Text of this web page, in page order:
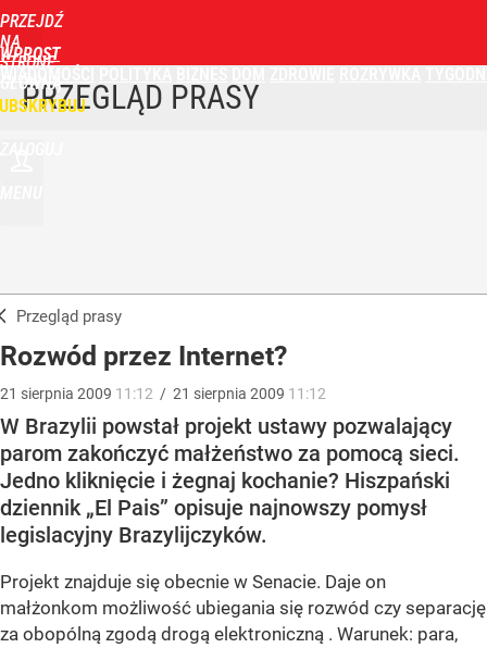
PRZEJDŹ
NA
STRONĘ
GŁÓWNĄ
WPROST
PRZEGLĄD PRASY
Przegląd prasy
Rozwód przez Internet?
21 sierpnia 2009 11:12 / 21 sierpnia 2009 11:12
W Brazylii powstał projekt ustawy pozwalający
parom zakończyć małżeństwo za pomocą sieci.
Jedno kliknięcie i żegnaj kochanie? Hiszpański
dziennik „El Pais” opisuje najnowszy pomysł
legislacyjny Brazylijczyków.
Projekt znajduje się obecnie w Senacie. Daje on
małżonkom możliwość ubiegania się rozwód czy separację
za obopólną zgodą drogą elektroniczną . Warunek: para,